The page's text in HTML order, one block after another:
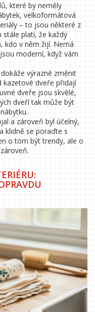
které by neměly
velkoformátová
– to jsou některé z
platí, že každý
kdo v něm žijí. Nemá
moderní, když vám
výrazně změnit
kazetové dveře přidají
dveře jsou skvělé,
dveří tak může být
a zároveň byl účelný,
klidně se poraďte s
o tom být trendy, ale o